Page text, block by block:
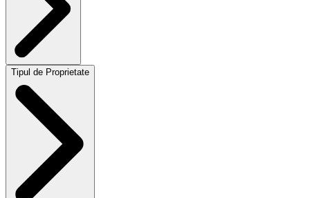
Tipul de Proprietate